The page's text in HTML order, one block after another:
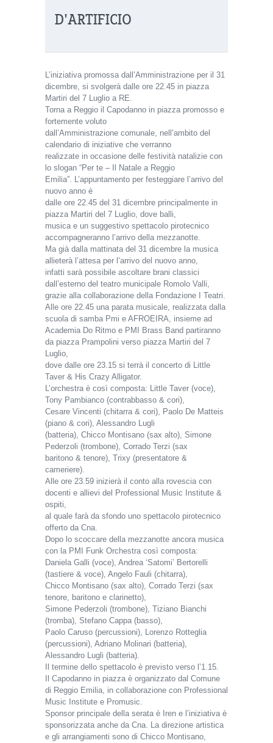
D’ARTIFICIO
L’iniziativa promossa dall’Amministrazione per il 31
dicembre, si svolgerà dalle ore 22.45 in piazza
Martiri del 7 Luglio a RE.
Torna a Reggio il Capodanno in piazza promosso e
fortemente voluto
dall’Amministrazione comunale, nell’ambito del
calendario di iniziative che verranno
realizzate in occasione delle festività natalizie con
lo slogan “Per te – Il Natale a Reggio
Emilia”. L’appuntamento per festeggiare l’arrivo del
nuovo anno è
dalle ore 22.45 del 31 dicembre principalmente in
piazza Martiri del 7 Luglio, dove balli,
musica e un suggestivo spettacolo pirotecnico
accompagneranno l’arrivo della mezzanotte.
Ma già dalla mattinata del 31 dicembre la musica
allieterà l’attesa per l’arrivo del nuovo anno,
infatti sarà possibile ascoltare brani classici
dall’esterno del teatro municipale Romolo Valli,
grazie alla collaborazione della Fondazione I Teatri.
Alle ore 22.45 una parata musicale, realizzata dalla
scuola di samba Pmi e AFROEIRA, insieme ad
Academia Do Ritmo e PMI Brass Band partiranno
da piazza Prampolini verso piazza Martiri del 7
Luglio,
dove dalle ore 23.15 si terrà il concerto di Little
Taver & His Crazy Alligator.
L’orchestra è così composta: Little Taver (voce),
Tony Pambianco (contrabbasso & cori),
Cesare Vincenti (chitarra & cori), Paolo De Matteis
(piano & cori), Alessandro Lugli
(batteria), Chicco Montisano (sax alto), Simone
Pederzoli (trombone), Corrado Terzi (sax
baritono & tenore), Trixy (presentatore &
cameriere).
Alle ore 23.59 inizierà il conto alla rovescia con
docenti e allievi del Professional Music Institute &
ospiti,
al quale farà da sfondo uno spettacolo pirotecnico
offerto da Cna.
Dopo lo scoccare della mezzanotte ancora musica
con la PMI Funk Orchestra così composta:
Daniela Galli (voce), Andrea ‘Satomi’ Bertorelli
(tastiere & voce), Angelo Fauli (chitarra),
Chicco Montisano (sax alto), Corrado Terzi (sax
tenore, baritono e clarinetto),
Simone Pederzoli (trombone), Tiziano Bianchi
(tromba), Stefano Cappa (basso),
Paolo Caruso (percussioni), Lorenzo Rotteglia
(percussioni), Adriano Molinari (batteria),
Alessandro Lugli (batteria).
Il termine dello spettacolo è previsto verso l’1.15.
Il Capodanno in piazza è organizzato dal Comune
di Reggio Emilia, in collaborazione con Professional
Music Institute e Promusic.
Sponsor principale della serata è Iren e l’iniziativa è
sponsorizzata anche da Cna. La direzione artistica
e gli arrangiamenti sono di Chicco Montisano,